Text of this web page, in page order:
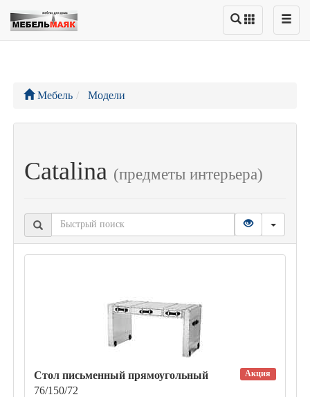
Мебель Модели
Catalina (предметы интерьера)
Акция
Стол письменный прямоугольный
76/150/72